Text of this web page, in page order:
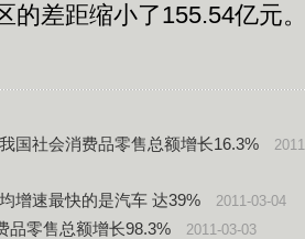
的差距缩小了155.54亿元
国社会消费品零售总额增长16.3%
增速最快的是汽车 达39%
2011-03-04
品零售总额增长98.3% 2011-03-03